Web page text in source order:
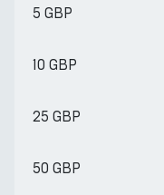
5 GBP
10 GBP
25 GBP
50 GBP